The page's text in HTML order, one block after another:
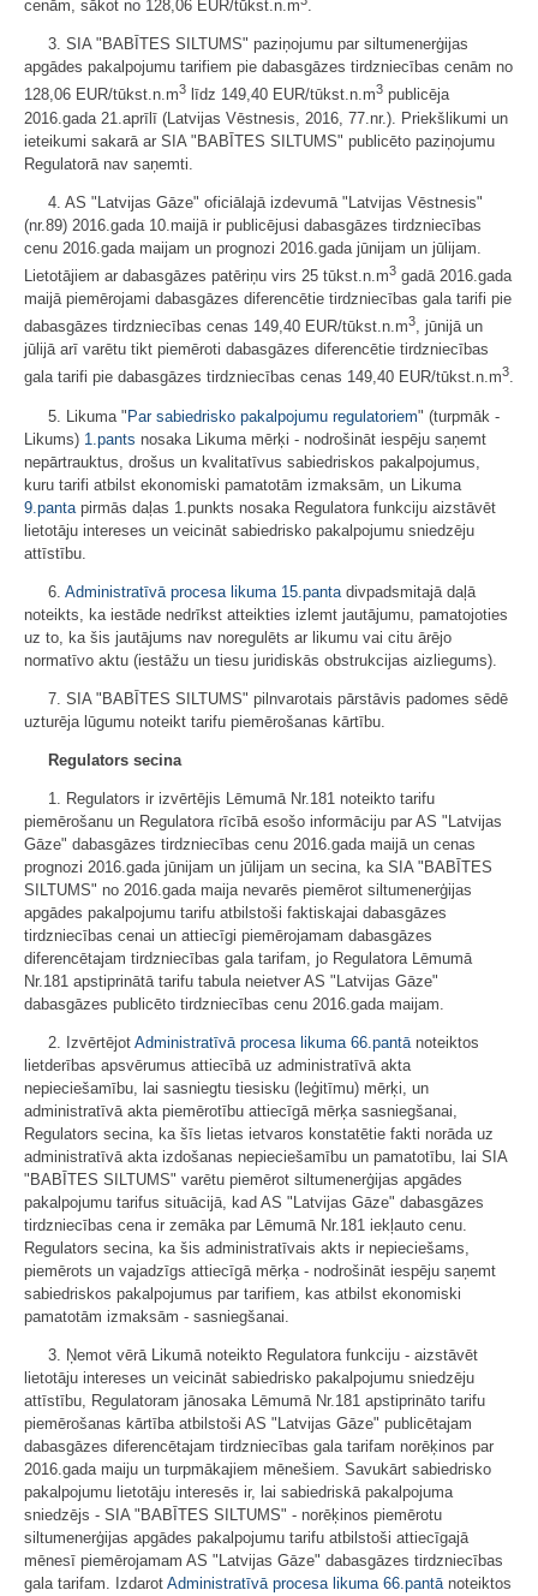
cenām, sākot no 128,06 EUR/tūkst.n.m .
3. SIA "BABĪTES SILTUMS" paziņojumu par siltumenerģijas
apgādes pakalpojumu tarifiem pie dabasgāzes tirdzniecības cenām no
128,06 EUR/tūkst.n.m3 līdz 149,40 EUR/tūkst.n.m3 publicēja
2016.gada 21.aprīlī (Latvijas Vēstnesis, 2016, 77.nr.). Priekšlikumi un
ieteikumi sakarā ar SIA "BABĪTES SILTUMS" publicēto paziņojumu
Regulatorā nav saņemti.
4. AS "Latvijas Gāze" oficiālajā izdevumā "Latvijas Vēstnesis"
(nr.89) 2016.gada 10.maijā ir publicējusi dabasgāzes tirdzniecības
cenu 2016.gada maijam un prognozi 2016.gada jūnijam un jūlijam.
Lietotājiem ar dabasgāzes patēriņu virs 25 tūkst.n.m3 gadā 2016.gada
maijā piemērojami dabasgāzes diferencētie tirdzniecības gala tarifi pie
dabasgāzes tirdzniecības cenas 149,40 EUR/tūkst.n.m3, jūnijā un
jūlijā arī varētu tikt piemēroti dabasgāzes diferencētie tirdzniecības
gala tarifi pie dabasgāzes tirdzniecības cenas 149,40 EUR/tūkst.n.m3.
5. Likuma "Par sabiedrisko pakalpojumu regulatoriem" (turpmāk -
Likums) 1.pants nosaka Likuma mērķi - nodrošināt iespēju saņemt
nepārtrauktus, drošus un kvalitatīvus sabiedriskos pakalpojumus,
kuru tarifi atbilst ekonomiski pamatotām izmaksām, un Likuma
9.panta pirmās daļas 1.punkts nosaka Regulatora funkciju aizstāvēt
lietotāju intereses un veicināt sabiedrisko pakalpojumu sniedzēju
attīstību.
6. Administratīvā procesa likuma 15.panta divpadsmitajā daļā
noteikts, ka iestāde nedrīkst atteikties izlemt jautājumu, pamatojoties
uz to, ka šis jautājums nav noregulēts ar likumu vai citu ārējo
normatīvo aktu (iestāžu un tiesu juridiskās obstrukcijas aizliegums).
7. SIA "BABĪTES SILTUMS" pilnvarotais pārstāvis padomes sēdē
uzturēja lūgumu noteikt tarifu piemērošanas kārtību.
Regulators secina
1. Regulators ir izvērtējis Lēmumā Nr.181 noteikto tarifu
piemērošanu un Regulatora rīcībā esošo informāciju par AS "Latvijas
Gāze" dabasgāzes tirdzniecības cenu 2016.gada maijā un cenas
prognozi 2016.gada jūnijam un jūlijam un secina, ka SIA "BABĪTES
SILTUMS" no 2016.gada maija nevarēs piemērot siltumenerģijas
apgādes pakalpojumu tarifu atbilstoši faktiskajai dabasgāzes
tirdzniecības cenai un attiecīgi piemērojamam dabasgāzes
diferencētajam tirdzniecības gala tarifam, jo Regulatora Lēmumā
Nr.181 apstiprinātā tarifu tabula neietver AS "Latvijas Gāze"
dabasgāzes publicēto tirdzniecības cenu 2016.gada maijam.
2. Izvērtējot Administratīvā procesa likuma 66.pantā noteiktos
lietderības apsvērumus attiecībā uz administratīvā akta
nepieciešamību, lai sasniegtu tiesisku (leģitīmu) mērķi, un
administratīvā akta piemērotību attiecīgā mērķa sasniegšanai,
Regulators secina, ka šīs lietas ietvaros konstatētie fakti norāda uz
administratīvā akta izdošanas nepieciešamību un pamatotību, lai SIA
"BABĪTES SILTUMS" varētu piemērot siltumenerģijas apgādes
pakalpojumu tarifus situācijā, kad AS "Latvijas Gāze" dabasgāzes
tirdzniecības cena ir zemāka par Lēmumā Nr.181 iekļauto cenu.
Regulators secina, ka šis administratīvais akts ir nepieciešams,
piemērots un vajadzīgs attiecīgā mērķa - nodrošināt iespēju saņemt
sabiedriskos pakalpojumus par tarifiem, kas atbilst ekonomiski
pamatotām izmaksām - sasniegšanai.
3. Ņemot vērā Likumā noteikto Regulatora funkciju - aizstāvēt
lietotāju intereses un veicināt sabiedrisko pakalpojumu sniedzēju
attīstību, Regulatoram jānosaka Lēmumā Nr.181 apstiprināto tarifu
piemērošanas kārtība atbilstoši AS "Latvijas Gāze" publicētajam
dabasgāzes diferencētajam tirdzniecības gala tarifam norēķinos par
2016.gada maiju un turpmākajiem mēnešiem. Savukārt sabiedrisko
pakalpojumu lietotāju interesēs ir, lai sabiedriskā pakalpojuma
sniedzējs - SIA "BABĪTES SILTUMS" - norēķinos piemērotu
siltumenerģijas apgādes pakalpojumu tarifu atbilstoši attiecīgajā
mēnesī piemērojamam AS "Latvijas Gāze" dabasgāzes tirdzniecības
gala tarifam. Izdarot Administratīvā procesa likuma 66.pantā noteiktos